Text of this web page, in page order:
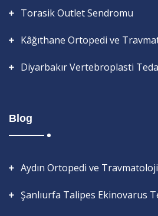
Torasik Outlet Sendromu
Kâğıthane Ortopedi ve
Diyarbakır Vertebroplasti
Blog
Aydın Ortopedi ve Travmatoloji
Şanlıurfa Talipes Ekinovarus